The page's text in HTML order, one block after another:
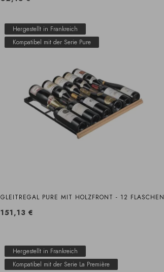
Hergestellt in Frankreich
Kompatibel mit der Serie Pure
GLEITREGAL PURE MIT HOLZFRONT - 12 FLASCHEN
151,13 €
Hergestellt in Frankreich
Kompatibel mit der Serie La Première